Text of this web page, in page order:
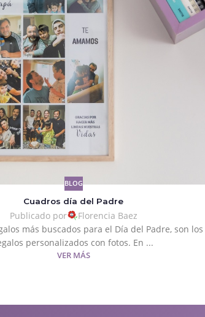
BLOG
Cuadros día del Padre
Publicado por
Florencia Baez
más buscados para el Día del Padre, son los
personalizados con fotos. En ...
VER MÁS